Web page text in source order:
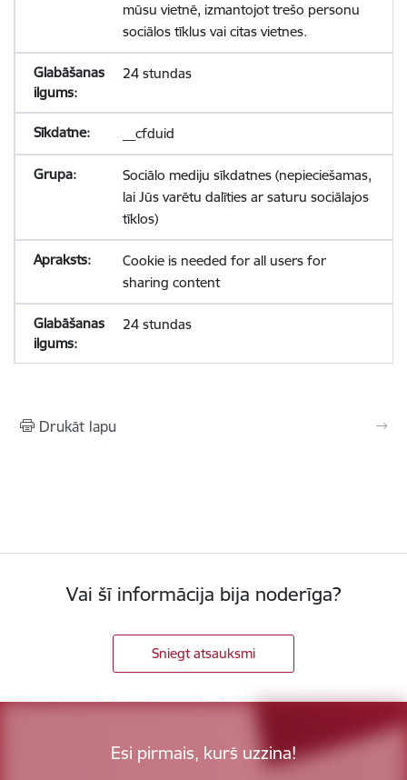
mūsu vietnē, izmantojot trešo personu
sociālos tīklus vai citas vietnes.
24 stundas
__cfduid
Sociālo mediju sīkdatnes (nepieciešamas,
lai Jūs varētu dalīties ar saturu sociālajos
tīklos)
Cookie is needed for all users for
sharing content
24 stundas
Drukāt lapu
Vai šī informācija bija noderīga?
Sniegt atsauksmi
Esi pirmais, kurš uzzina!